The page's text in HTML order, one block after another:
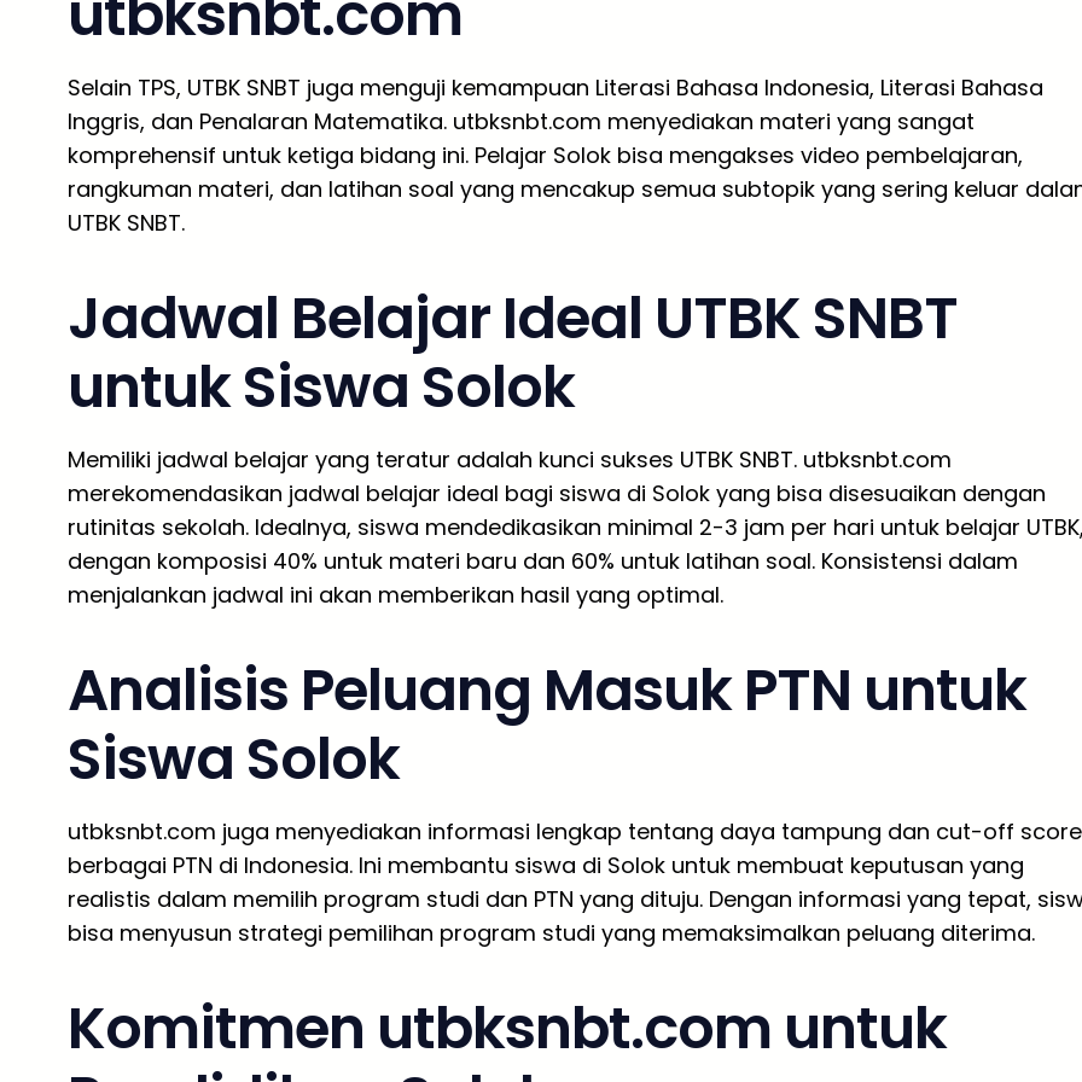
Selain TPS, UTBK SNBT juga menguji kemampuan Literasi Bahasa Indonesia, Literasi Bahasa
Inggris, dan Penalaran Matematika. utbksnbt.com menyediakan materi yang sangat
komprehensif untuk ketiga bidang ini. Pelajar Solok bisa mengakses video pembelajaran,
rangkuman materi, dan latihan soal yang mencakup semua subtopik yang sering keluar
UTBK SNBT.
Jadwal Belajar Ideal UTBK SNBT
untuk Siswa Solok
Memiliki jadwal belajar yang teratur adalah kunci sukses UTBK SNBT. utbksnbt.com
merekomendasikan jadwal belajar ideal bagi siswa di Solok yang bisa disesuaikan dengan
rutinitas sekolah. Idealnya, siswa mendedikasikan minimal 2-3 jam per hari untuk belajar
dengan komposisi 40% untuk materi baru dan 60% untuk latihan soal. Konsistensi dalam
menjalankan jadwal ini akan memberikan hasil yang optimal.
Analisis Peluang Masuk PTN untuk
Siswa Solok
utbksnbt.com juga menyediakan informasi lengkap tentang daya tampung dan cut-off score
berbagai PTN di Indonesia. Ini membantu siswa di Solok untuk membuat keputusan yang
realistis dalam memilih program studi dan PTN yang dituju. Dengan informasi yang tepat,
bisa menyusun strategi pemilihan program studi yang memaksimalkan peluang diterima.
Komitmen utbksnbt.com untuk